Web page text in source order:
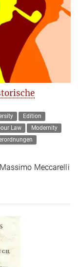
Edition
Law
Modernity
Meccarelli